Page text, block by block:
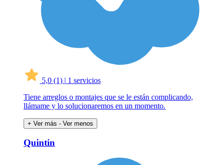
5,0 (1) | 1 servicios
Tiene arreglos o montajes que se le están complicando,
llámame y lo solucionaremos en un momento.
+ Ver más - Ver menos
Quintin